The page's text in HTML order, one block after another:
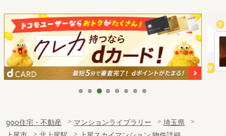
goo住宅・不動産 マンションライブラリー
埼玉県